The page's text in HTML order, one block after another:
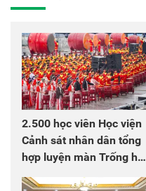
2.500 học viên Học viện
Cảnh sát nhân dân tổng
hợp luyện màn Trống hội